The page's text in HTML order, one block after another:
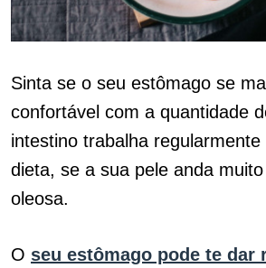
Sinta se o seu estômago se
confortável com a quantidade
intestino trabalha
dieta, se a sua pele anda
oleosa.
O seu estômago pode te dar